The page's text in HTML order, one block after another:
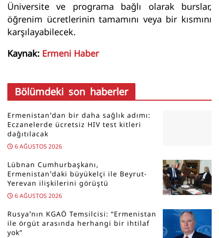
Üniversite ve programa bağlı olarak burslar,
öğrenim ücretlerinin tamamını veya bir kısmını
karşılayabilecek.
Kaynak: Ermeni Haber
Bölümdeki son haberler
Ermenistan’dan bir daha sağlık adımı:
Eczanelerde ücretsiz HIV test kitleri
dağıtılacak
6 AĞUSTOS 2026
Lübnan Cumhurbaşkanı,
Ermenistan’daki büyükelçi ile Beyrut-
Yerevan ilişkilerini görüştü
6 AĞUSTOS 2026
Rusya’nın KGAÖ Temsilcisi: “Ermenistan
ile örgüt arasında herhangi bir ihtilaf
yok”